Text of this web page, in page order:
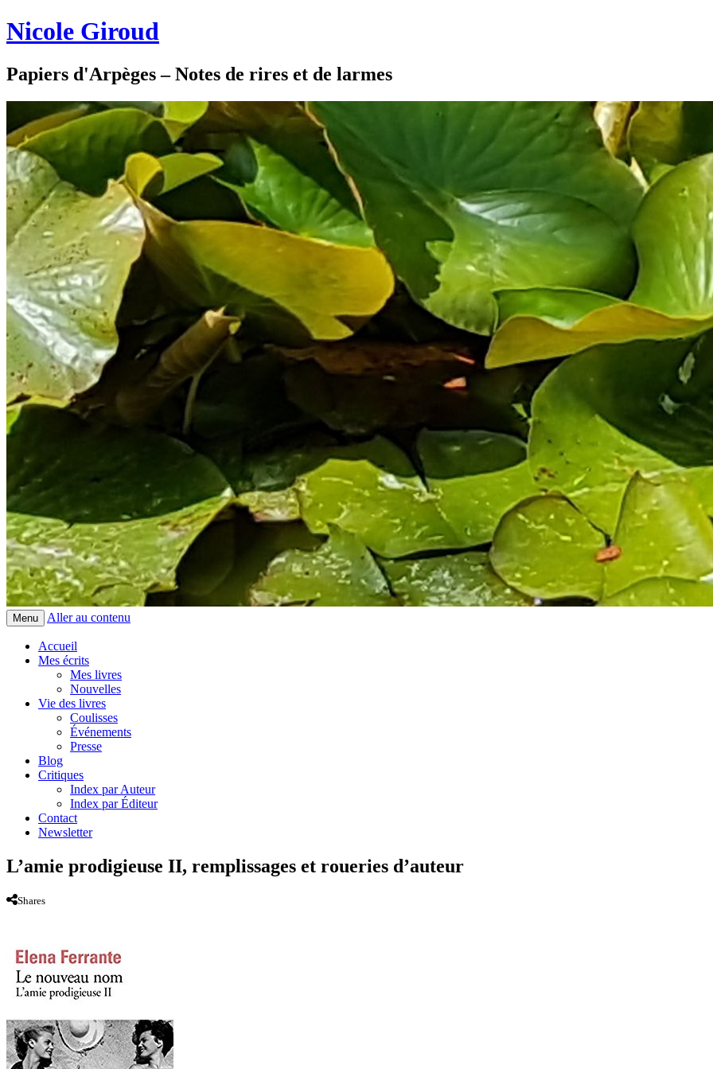
Nicole Giroud
Papiers d'Arpèges – Notes de rires et de larmes
Menu Aller au contenu
Accueil
Mes écrits
Mes livres
Nouvelles
Vie des livres
Coulisses
Événements
Presse
Blog
Critiques
Index par Auteur
Index par Éditeur
Contact
Newsletter
L’amie prodigieuse II, remplissages et roueries d’auteur
Shares